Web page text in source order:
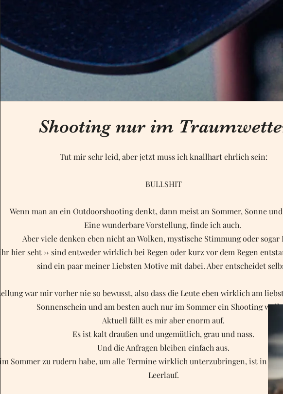
Shooting nur im
Tut mir sehr leid, aber jetzt muss ich knallhart ehrlich sein:
BULLSHIT
Wenn man an ein Outdoorshooting denkt, dann meist an Sommer, Sonne
Eine wunderbare Vorstellung, finde ich auch.
Aber viele denken eben nicht an Wolken, mystische Stimmung oder sogar
hier seht -> sind entweder wirklich bei Regen oder kurz vor dem Regen
sind ein paar meiner Liebsten Motive mit dabei. Aber entscheidet
war mir vorher nie so bewusst, also dass die Leute eben wirklich am
Sonnenschein und am besten auch nur im Sommer ein Shooting
Aktuell fällt es mir aber enorm auf.
Es ist kalt draußen und ungemütlich, grau und nass.
Und die Anfragen bleiben einfach aus.
Sommer zu rudern habe, um alle Termine wirklich unterzubringen, ist in
Leerlauf.